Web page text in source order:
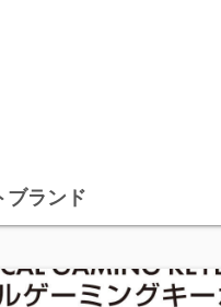
ブランド